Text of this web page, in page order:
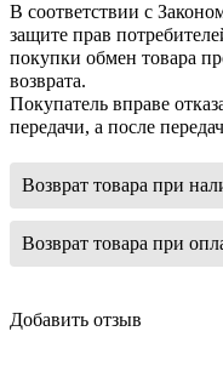
В соответствии с
защите прав
покупки обмен товара
возврата.
Покупатель вправе
передачи, а после
Возврат товара при
Возврат товара при
Добавить отзыв